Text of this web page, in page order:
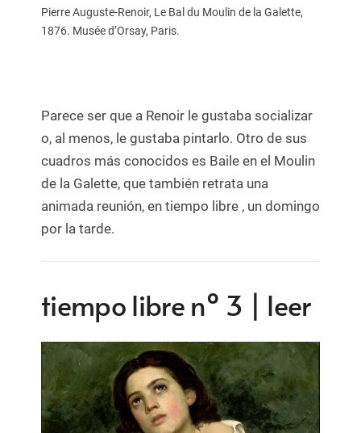
Pierre Auguste-Renoir, Le Bal du Moulin de la Galette,
1876. Musée d’Orsay, Paris.
Parece ser que a Renoir le gustaba socializar
o, al menos, le gustaba pintarlo. Otro de sus
cuadros más conocidos es Baile en el Moulin
de la Galette, que también retrata una
animada reunión, en tiempo libre , un domingo
por la tarde.
tiempo libre nº 3 | leer